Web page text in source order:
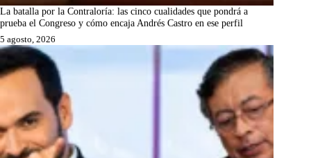
La batalla por la Contraloría: las cinco cualidades que pondrá a
prueba el Congreso y cómo encaja Andrés Castro en ese perfil
5 agosto, 2026